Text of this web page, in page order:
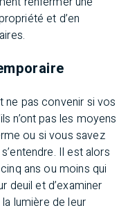
et d’en
ne pas convenir si vos
n’ont pas les moyens
ou si vous savez
Il est alors
ans ou moins qui
deuil et d’examiner
lumière de leur